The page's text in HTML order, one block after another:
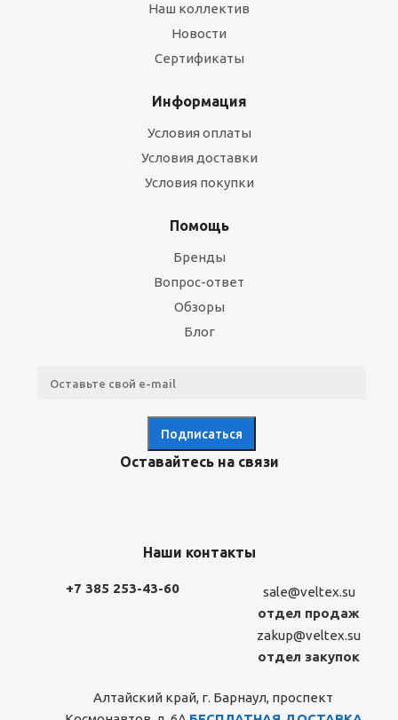
Наш коллектив
Новости
Сертификаты
Информация
Условия оплаты
Условия доставки
Условия покупки
Помощь
Бренды
Вопрос-ответ
Обзоры
Блог
Оставайтесь на связи
Наши контакты
+7 385 253-43-60
sale@veltex.su
отдел продаж
zakup@veltex.su
отдел закупок
Алтайский край, г. Барнаул, проспект